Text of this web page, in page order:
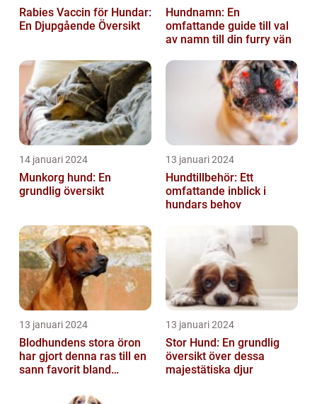
Rabies Vaccin för Hundar:
En Djupgående Översikt
Hundnamn: En
omfattande guide till val
av namn till din furry vän
14 januari 2024
Munkorg hund: En
grundlig översikt
13 januari 2024
Hundtillbehör: Ett
omfattande inblick i
hundars behov
13 januari 2024
Blodhundens stora öron
har gjort denna ras till en
sann favorit bland
13 januari 2024
Stor Hund: En grundlig
översikt över dessa
majestätiska djur